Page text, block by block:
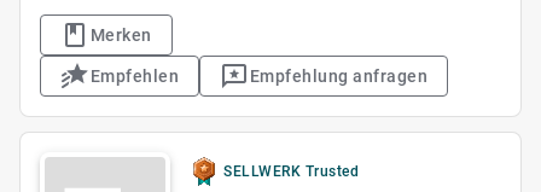
Merken
Empfehlen Empfehlung anfragen
SELLWERK Trusted